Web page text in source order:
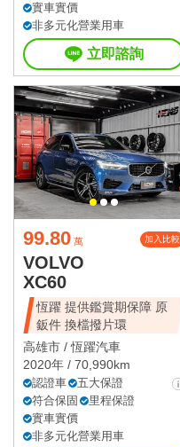
實車實價
非多元化營業用車
立即諮詢
99.80 萬 加入比較
VOLVO
XC60
恆躍 提供鑑賞期保障 原
鈑件 換檔撥片環
高雄市 /恆躍汽車
2020年 / 70,990km
認證車
五大保證
符合保固
里程保證
實車實價
非多元化營業用車